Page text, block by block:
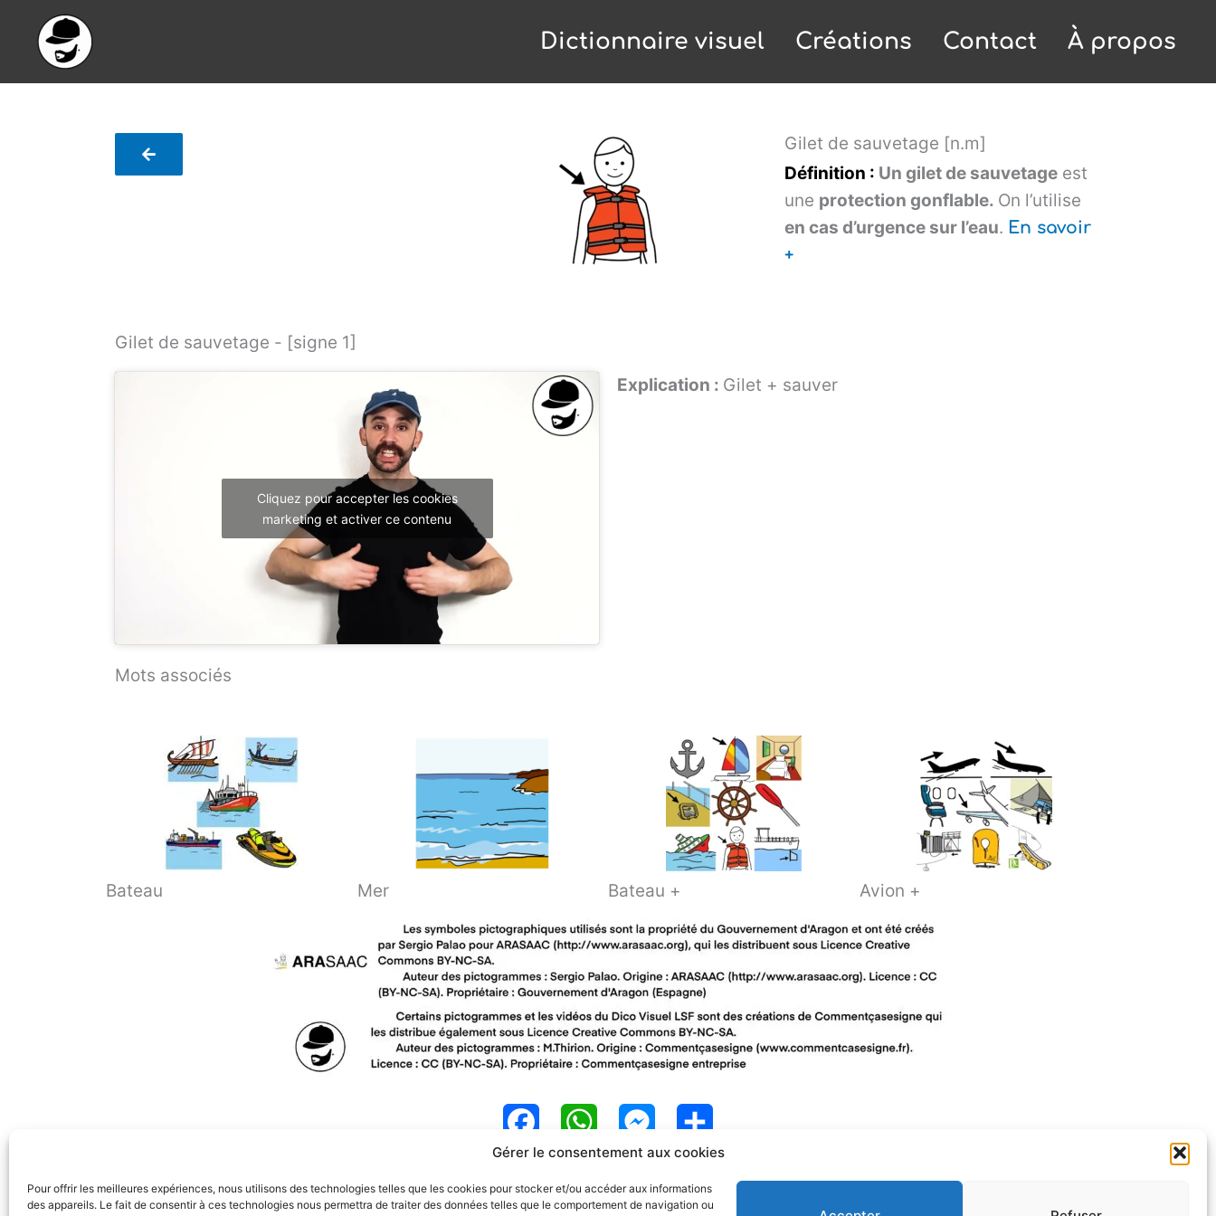
Gérer le consentement aux cookies
Pour offrir les meilleures expériences, nous utilisons des technologies telles que les cookies pour stocker et/ou accéder aux informations
des appareils. Le fait de consentir à ces technologies nous permettra de traiter des données telles que le comportement de navigation ou
contenu
Dictionnaire visuel Créations Contact À propos
Gilet de sauvetage [n.m]
Définition : Un gilet de sauvetageest
une protection gonflable. On l’utilise
en cas d’urgence sur l’eau. En savoir
+
Gilet de sauvetage - [signe 1]
Cliquez pour accepter les cookies
marketing et activer ce contenu
Explication : Gilet + sauver
Mots associés
Bateau Mer Bateau + Avion +
F
a
c
W
h
a
M
e
s
P
a
r